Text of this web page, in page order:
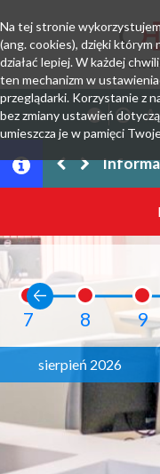
7 8 9
sierpień 2026
Na tej stronie
(ang. cookies), dzięki którym
działać lepiej. W każdej
ten mechanizm w
przeglądarki. Korzystanie z
bez zmiany ustawień
umieszcza je w pamięci